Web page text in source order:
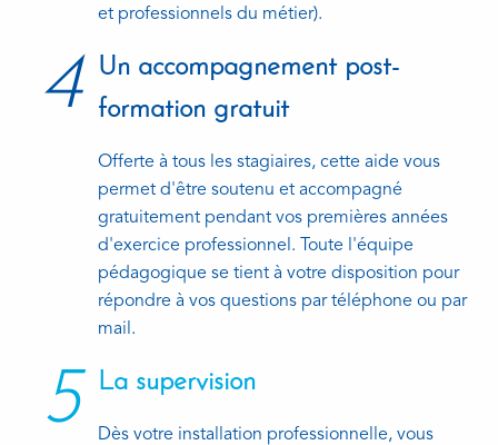
et professionnels du métier).
4
Un accompagnement post-
formation gratuit
Offerte à tous les stagiaires, cette aide vous
permet d'être soutenu et accompagné
gratuitement pendant vos premières années
d'exercice professionnel. Toute l'équipe
pédagogique se tient à votre disposition pour
répondre à vos questions par téléphone ou par
mail.
5 La supervision
Dès votre installation professionnelle, vous